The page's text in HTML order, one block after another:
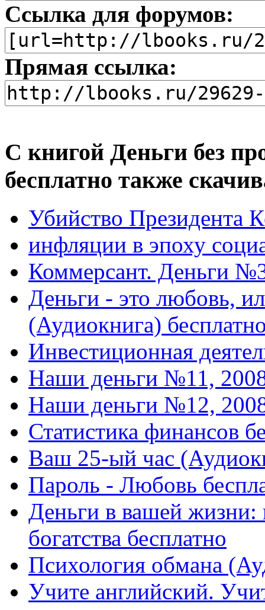
Ссылка для форумов:
Прямая ссылка:
С книгой Деньги без
бесплатно также
Убийство Президента
инфляции в эпоху
Коммерсант. Деньги
Деньги - это любовь,
(Аудиокнига)
Инвестиционная
Наши деньги №11,
Наши деньги №12,
Статистика финансов
Ваш 25-ый час
Пароль - Любовь
Деньги в вашей жизни:
богатства бесплатно
Психология обмана
Учите английский.